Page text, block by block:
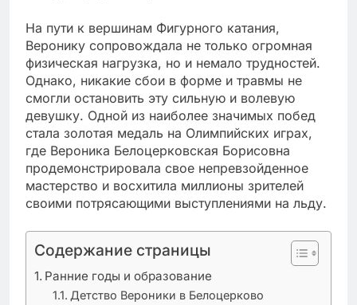
На пути к вершинам Фигурного катания,
Веронику сопровождала не только огромная
физическая нагрузка, но и немало трудностей.
Однако, никакие сбои в форме и травмы не
смогли остановить эту сильную и волевую
девушку. Одной из наиболее значимых побед
стала золотая медаль на Олимпийских играх,
где Вероника Белоцерковская Борисовна
продемонстрировала свое непревзойденное
мастерство и восхитила миллионы зрителей
своими потрясающими выступлениями на льду.
Содержание страницы
Ранние годы и образование
Детство Вероники в Белоцерково